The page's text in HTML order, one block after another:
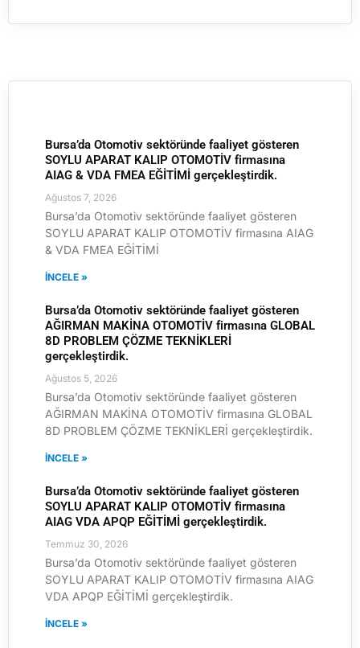
Bursa’da Otomotiv sektöründe faaliyet gösteren
SOYLU APARAT KALIP OTOMOTİV firmasına
AIAG & VDA FMEA EĞİTİMİ gerçekleştirdik.
Ağustos 7, 2026
Bursa’da Otomotiv sektöründe faaliyet gösteren
SOYLU APARAT KALIP OTOMOTİV firmasına AIAG
& VDA FMEA EĞİTİMİ
İNCELE »
Bursa’da Otomotiv sektöründe faaliyet gösteren
AĞIRMAN MAKİNA OTOMOTİV firmasına GLOBAL
8D PROBLEM ÇÖZME TEKNİKLERİ
gerçekleştirdik.
Ağustos 5, 2026
Bursa’da Otomotiv sektöründe faaliyet gösteren
AĞIRMAN MAKİNA OTOMOTİV firmasına GLOBAL
8D PROBLEM ÇÖZME TEKNİKLERİ gerçekleştirdik.
İNCELE »
Bursa’da Otomotiv sektöründe faaliyet gösteren
SOYLU APARAT KALIP OTOMOTİV firmasına
AIAG VDA APQP EĞİTİMİ gerçekleştirdik.
Temmuz 30, 2026
Bursa’da Otomotiv sektöründe faaliyet gösteren
SOYLU APARAT KALIP OTOMOTİV firmasına AIAG
VDA APQP EĞİTİMİ gerçekleştirdik.
İNCELE »